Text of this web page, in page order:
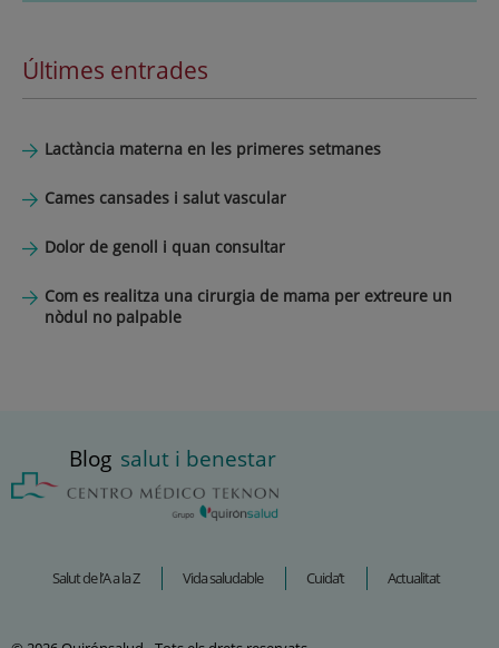
Últimes entrades
Lactància materna en les primeres setmanes
Cames cansades i salut vascular
Dolor de genoll i quan consultar
Com es realitza una cirurgia de mama per extreure un
nòdul no palpable
Blog salut i benestar
Salut de l’A a la Z Vida saludable Cuida’t Actualitat